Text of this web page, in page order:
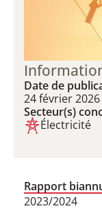
Date de
24 février 2026
Secteur(s)
Électricité
Rapport
2023/2024